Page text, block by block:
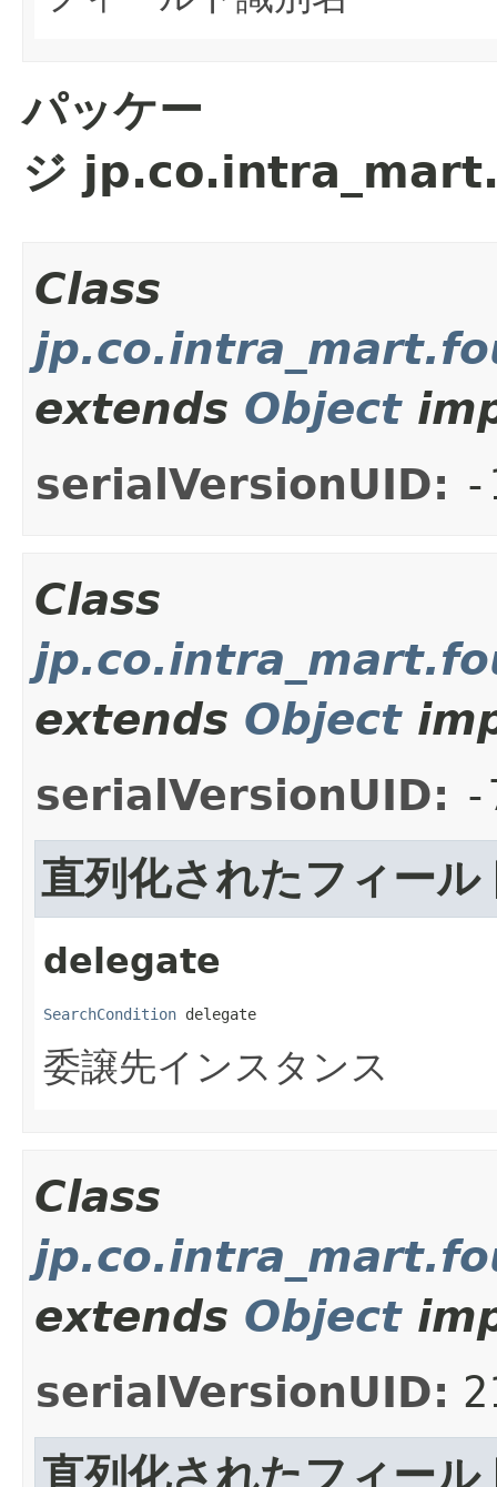
パッケー
ジ
Class
extends Object
serialVersionUID: -
Class
extends Object
serialVersionUID: -
直列化されたフィール
delegate
SearchCondition delegate
委譲先インスタンス
Class
extends Object
serialVersionUID:
直列化されたフィール